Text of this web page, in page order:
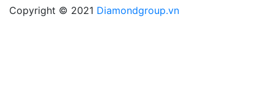
Copyright © 2021 Diamondgroup.vn